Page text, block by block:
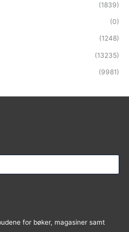
(1839)
(0)
(1248)
(13235)
(9981)
for bøker, magasiner samt